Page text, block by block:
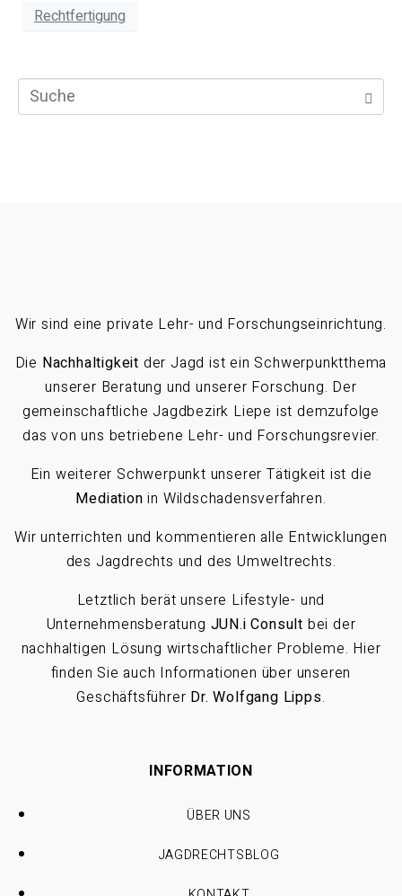
Rechtfertigung
Wir sind eine private Lehr- und Forschungseinrichtung.
Die Nachhaltigkeit der Jagd ist ein Schwerpunktthema
unserer Beratung und unserer Forschung. Der
gemeinschaftliche Jagdbezirk Liepe ist demzufolge
das von uns betriebene Lehr- und Forschungsrevier.
Ein weiterer Schwerpunkt unserer Tätigkeit ist die
Mediation in Wildschadensverfahren.
Wir unterrichten und kommentieren alle Entwicklungen
des Jagdrechts und des Umweltrechts.
Letztlich berät unsere Lifestyle- und
Unternehmensberatung JUN.i Consult bei der
nachhaltigen Lösung wirtschaftlicher Probleme. Hier
finden Sie auch Informationen über unseren
Geschäftsführer Dr. Wolfgang Lipps.
INFORMATION
ÜBER UNS
JAGDRECHTSBLOG